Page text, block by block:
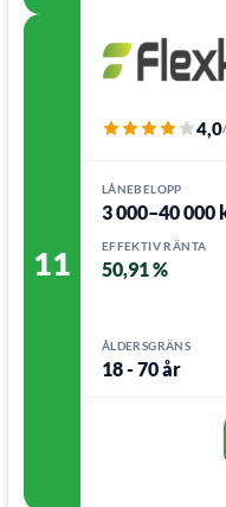
11
4,0
LÅNEBELOPP
3 000–40 000
EFFEKTIV RÄNTA
50,91 %
ÅLDERSGRÄNS
18 - 70 år